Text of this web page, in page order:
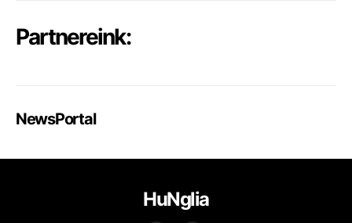
Partnereink:
NewsPortal
HuNglia